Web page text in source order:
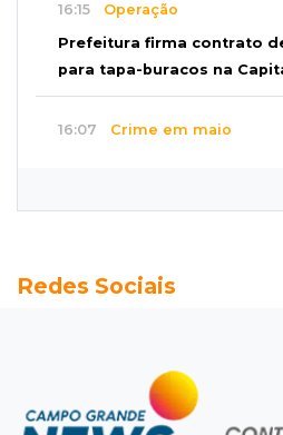
16:15 Operação
Prefeitura firma contrato
para tapa-buracos na
16:07 Crime em maio
Justiça suspende
Jovem é baleado por
e morre a caminho do
Redes Sociais